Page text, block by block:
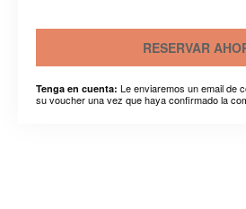
RESERVAR
Tenga en cuenta: Le enviaremos un email de
su voucher una vez que haya confirmado la